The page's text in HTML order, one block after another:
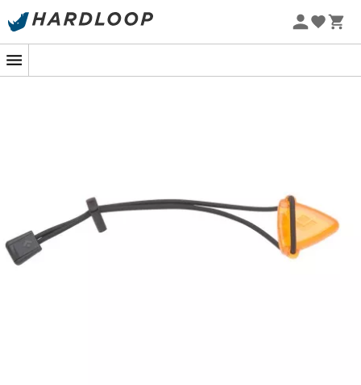
Zomeraanbiedingen 🔥 -5% EXTRA vanaf 2 producten* met